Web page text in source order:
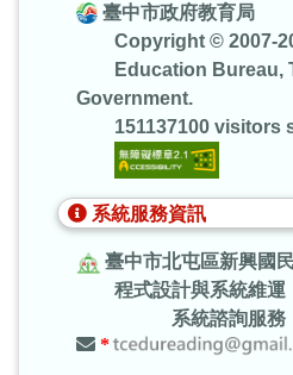
臺中市政府教育局
Copyright © 2007-
Education Bureau,
Government.
151137100 visitors
系統服務資訊
臺中市北屯區新興國
程式設計與系統維運
系統諮詢服務
*